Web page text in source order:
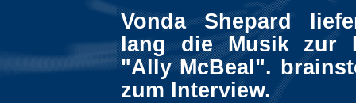
Vonda Shepard
lang die Musik zur
"Ally McBeal".
zum Interview.